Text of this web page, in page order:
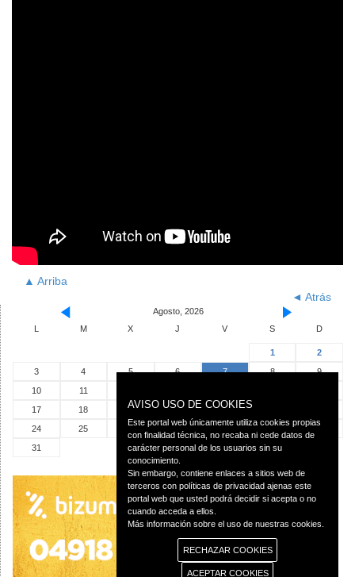
▲ Arriba
◄ Atrás
Agosto, 2026
L
M X J V S D
1
2
3
4 5 6 7 8
9
10
11
17
18 19 20 21
24
25 26 27 28 29
30
31
AVISO USO DE COOKIES
Este portal web únicamente utiliza cookies propias
con finalidad técnica, no recaba ni cede datos de
carácter personal de los usuarios sin su
conocimiento.
Sin embargo, contiene enlaces a sitios web de
terceros con políticas de privacidad ajenas este
portal web que usted podrá decidir si acepta o no
cuando acceda a ellos.
Más información sobre el uso de nuestras cookies.
RECHAZAR COOKIES
ACEPTAR COOKIES